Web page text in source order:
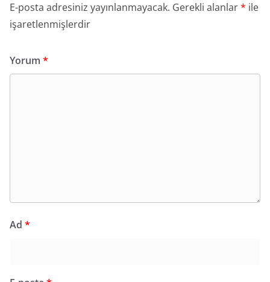
E-posta adresiniz yayınlanmayacak. Gerekli alanlar* ile
işaretlenmişlerdir
Yorum *
Ad *